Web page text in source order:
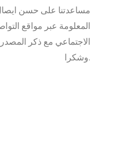
مساعدتنا على حسن
المعلومة عبر مواقع
الاجتماعي مع ذكر المصدر
وشكرا.